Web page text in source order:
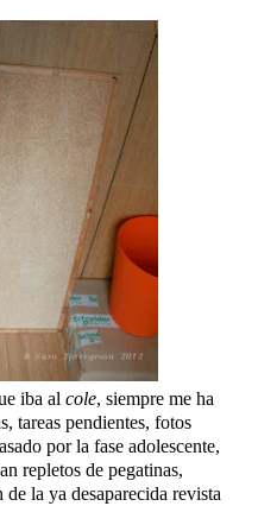
iba al cole, siempre me ha
tareas pendientes, fotos
por la fase adolescente,
repletos de pegatinas,
la ya desaparecida revista